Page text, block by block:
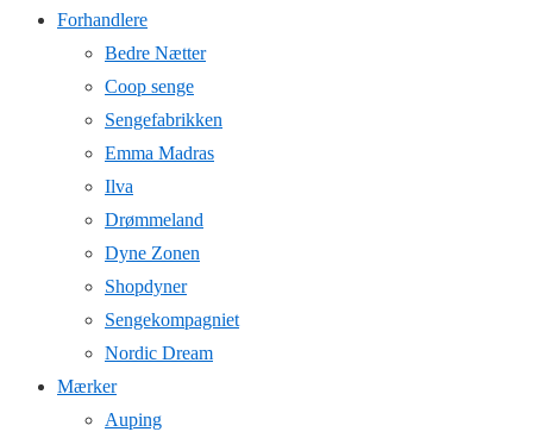
Forhandlere
Bedre Nætter
Coop senge
Sengefabrikken
Emma Madras
Ilva
Drømmeland
Dyne Zonen
Shopdyner
Sengekompagniet
Nordic Dream
Mærker
Auping